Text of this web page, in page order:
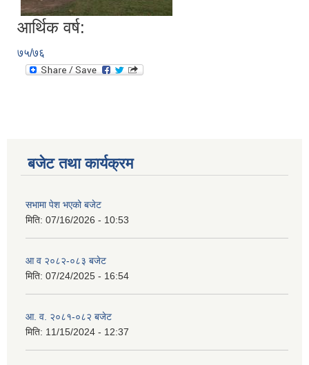
आर्थिक वर्ष:
७५/७६
बजेट तथा कार्यक्रम
सभामा पेश भएको बजेट
मिति: 07/16/2026 - 10:53
आ व २०८२-०८३ बजेट
मिति: 07/24/2025 - 16:54
आ. व. २०८१-०८२ बजेट
मिति: 11/15/2024 - 12:37